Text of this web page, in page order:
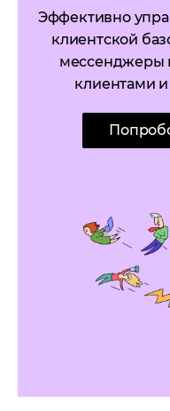
Эффективно
клиентской
мессенджеры
клиентами